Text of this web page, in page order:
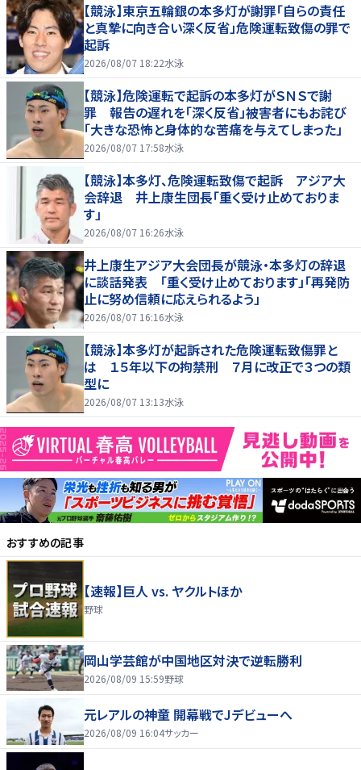
【競泳】東京五輪銀の本多灯が謝罪「自らの責任
と真摯に向き合い深く反省」危険運転致傷の罪で
起訴
2026/08/07 18:22水泳
【競泳】危険運転で起訴の本多灯がＳＮＳで謝
罪 報告の遅れを「深く反省」被害者にもお詫び
「大きな恐怖と身体的な苦痛を与えてしまった」
2026/08/07 17:58水泳
【競泳】本多灯、危険運転致傷で起訴 アジア大
会辞退 井上康生団長「重く受け止めておりま
す」
2026/08/07 16:26水泳
井上康生アジア大会団長が競泳・本多灯の辞退
に談話発表 「重く受け止めております」「再発防
止に努め信頼に応えられるよう」
2026/08/07 16:16水泳
【競泳】本多灯が起訴された危険運転致傷罪と
は １５年以下の拘禁刑 ７月に改正で３つの類
型に
2026/08/07 13:13水泳
おすすめの記事
【速報】巨人 vs. ヤクルトほか
野球
岡山学芸館が中国地区対決で逆転勝利
2026/08/09 15:59野球
元レアルの神童 開幕戦でJデビューへ
2026/08/09 16:04サッカー